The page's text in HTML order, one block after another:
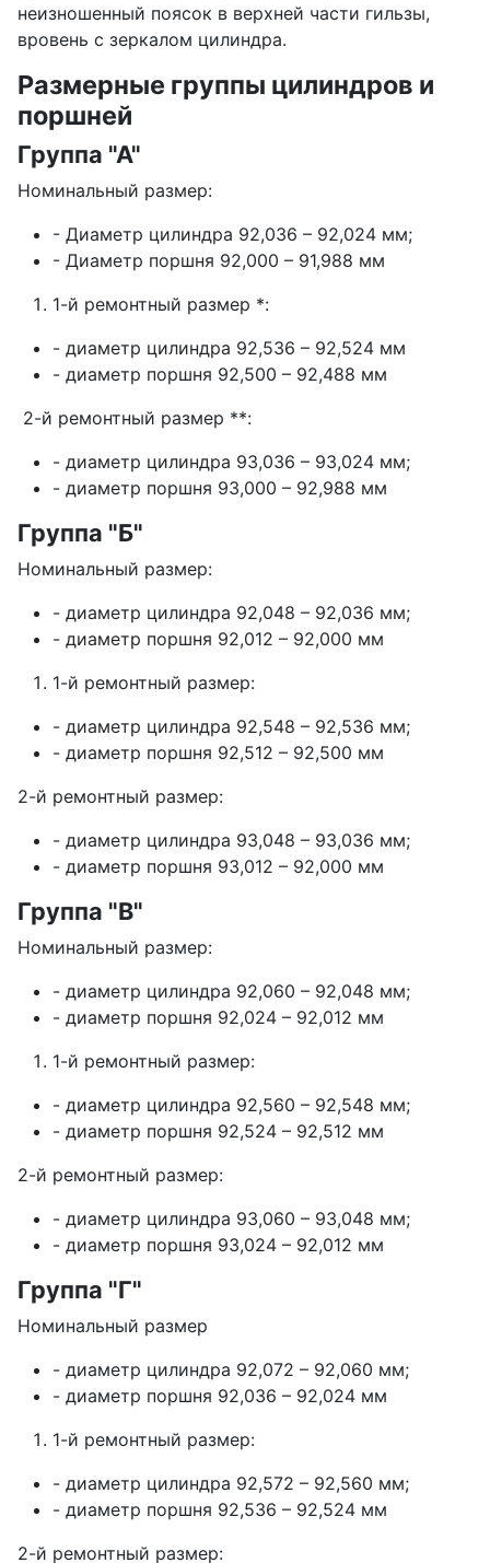
неизношенный поясок в верхней части гильзы,
вровень с зеркалом цилиндра.
Размерные группы цилиндров и
поршней
Группа "А"
Номинальный размер:
- Диаметр цилиндра 92,036 – 92,024 мм;
- Диаметр поршня 92,000 – 91,988 мм
1-й ремонтный размер *:
- диаметр цилиндра 92,536 – 92,524 мм
- диаметр поршня 92,500 – 92,488 мм
2-й ремонтный размер **:
- диаметр цилиндра 93,036 – 93,024 мм;
- диаметр поршня 93,000 – 92,988 мм
Группа "Б"
Номинальный размер:
- диаметр цилиндра 92,048 – 92,036 мм;
- диаметр поршня 92,012 – 92,000 мм
1-й ремонтный размер:
- диаметр цилиндра 92,548 – 92,536 мм;
- диаметр поршня 92,512 – 92,500 мм
2-й ремонтный размер:
- диаметр цилиндра 93,048 – 93,036 мм;
- диаметр поршня 93,012 – 92,000 мм
Группа "В"
Номинальный размер:
- диаметр цилиндра 92,060 – 92,048 мм;
- диаметр поршня 92,024 – 92,012 мм
1-й ремонтный размер:
- диаметр цилиндра 92,560 – 92,548 мм;
- диаметр поршня 92,524 – 92,512 мм
2-й ремонтный размер:
- диаметр цилиндра 93,060 – 93,048 мм;
- диаметр поршня 93,024 – 92,012 мм
Группа "Г"
Номинальный размер
- диаметр цилиндра 92,072 – 92,060 мм;
- диаметр поршня 92,036 – 92,024 мм
1-й ремонтный размер:
- диаметр цилиндра 92,572 – 92,560 мм;
- диаметр поршня 92,536 – 92,524 мм
2-й ремонтный размер: